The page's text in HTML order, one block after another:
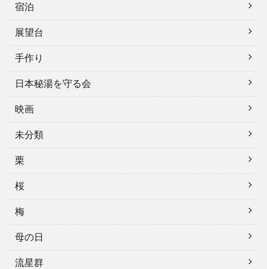
宿泊
展望台
手作り
日本秘湯を守る会
映画
未分類
栗
桜
梅
母の日
流星群